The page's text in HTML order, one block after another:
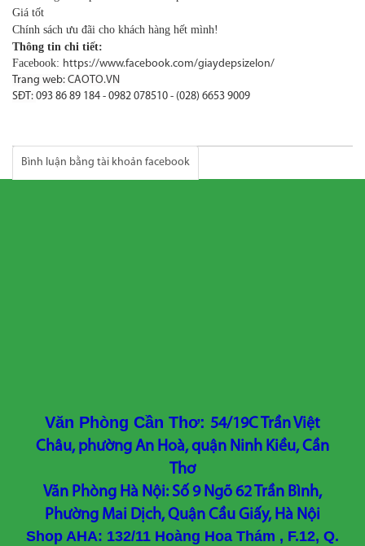
Giá tốt
Chính sách ưu đãi cho khách hàng hết mình!
Thông tin chi tiết:
Facebook: https://www.facebook.com/giaydepsizelon/
Trang web: CAOTO.VN
SĐT: 093 86 89 184 - 0982 078510 - (028) 6653 9009
Bình luận bằng tài khoản facebook
Văn Phòng Cần Thơ: 54/19C Trần Việt
Châu, phường An Hoà, quận Ninh Kiều, Cần
Thơ
Văn Phòng Hà Nội: Số 9 Ngõ 62 Trần Bình,
Phường Mai Dịch, Quận Cầu Giấy, Hà Nội
Shop AHA: 132/11 Hoàng Hoa Thám , F.12, Q.